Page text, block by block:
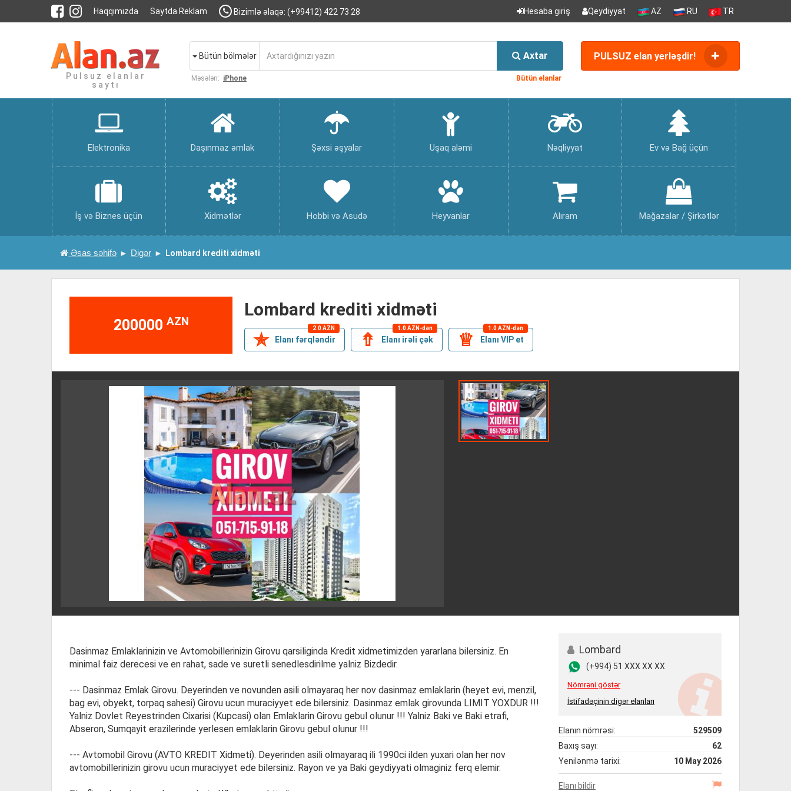
Haqqımızda Saytda Reklam Bizimlə əlaqə: (+99412) 422 73 28 Hesaba giriş Qeydiyyat AZ RU TR
Pulsuz elanlar
saytı
Bütün bölmələr Axtar
Məsələn: iPhone Bütün elanlar
PULSUZ elan yerləşdir!
Elektronika Daşınmaz əmlak Şəxsi əşyalar Uşaq aləmi Nəqliyyat Ev və Bağ üçün
İş və Biznes üçün Xidmətlər Hobbi və Asudə Heyvanlar Alıram Mağazalar / Şirkətlər
Əsas səhifə Digər Lombard krediti xidməti
200000 AZN
lombard krediti xidməti
✯
Elanı fərqləndir
2.0 AZN
⇮ Elanı irəli çək
1.0 AZN-dən
♕ Elanı VIP et
1.0 AZN-dən
Dasinmaz Emlaklarinizin ve Avtomobillerinizin Girovu qarsiliginda Kredit xidmetimizden yararlana bilersiniz. En
minimal faiz derecesi ve en rahat, sade ve suretli senedlesdirilme yalniz Bizdedir.
--- Dasinmaz Emlak Girovu. Deyerinden ve novunden asili olmayaraq her nov dasinmaz emlaklarin (heyet evi, menzil,
bag evi, obyekt, torpaq sahesi) Girovu ucun muraciyyet ede bilersiniz. Dasinmaz emlak girovunda LIMIT YOXDUR !!!
Yalniz Dovlet Reyestrinden Cixarisi (Kupcasi) olan Emlaklarin Girovu gebul olunur !!! Yalniz Baki ve Baki etrafi,
Abseron, Sumqayit erazilerinde yerlesen emlaklarin Girovu gebul olunur !!!
--- Avtomobil Girovu (AVTO KREDIT Xidmeti). Deyerinden asili olmayaraq ili 1990ci ilden yuxari olan her nov
avtomobillerinizin girovu ucun muraciyyet ede bilersiniz. Rayon ve ya Baki geydiyyati olmaginiz ferq elemir.
Lombard
(+994) 51 XXX XX XX
Nömrəni göstər
İstifadəçinin digər elanları
Elanın nömrəsi:
529509
Baxış sayı:
62
Yenilənmə tarixi:
10 May 2026
Elanı bildir